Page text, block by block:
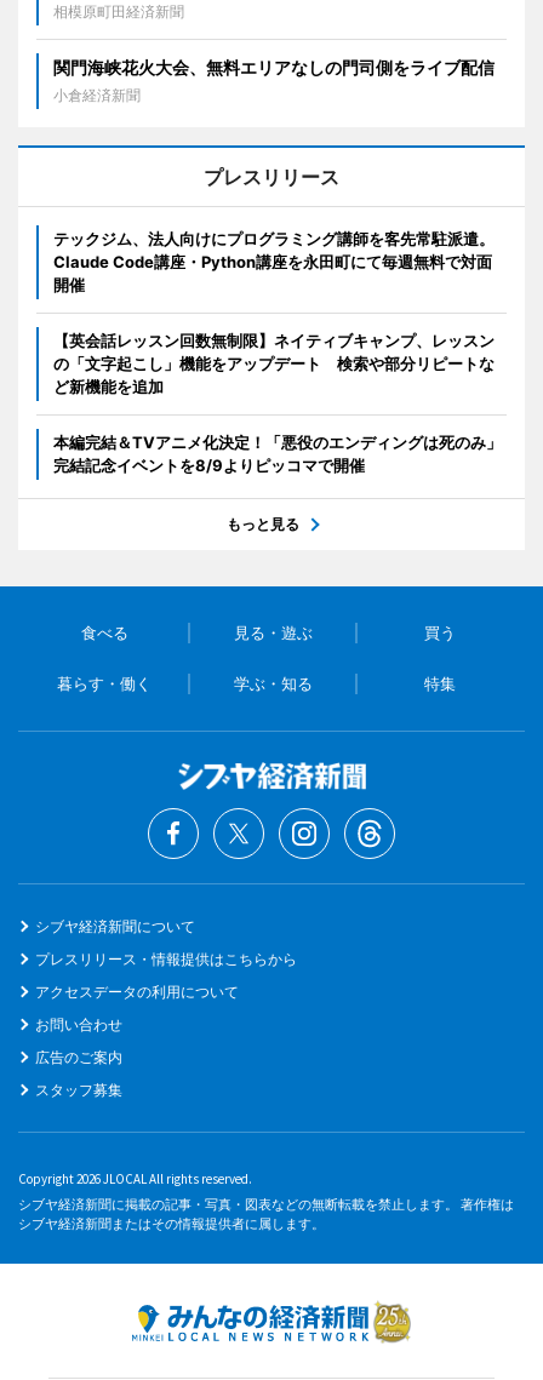
相模原町田経済新聞
関門海峡花火大会、無料エリアなしの門司側をライブ配信
小倉経済新聞
プレスリリース
テックジム、法人向けにプログラミング講師を客先常駐派遣。
Claude Code講座・Python講座を永田町にて毎週無料で対面
開催
【英会話レッスン回数無制限】ネイティブキャンプ、レッスン
の「文字起こし」機能をアップデート 検索や部分リピートな
ど新機能を追加
本編完結＆TVアニメ化決定！「悪役のエンディングは死のみ」
完結記念イベントを8/9よりピッコマで開催
もっと見る
食べる 見る・遊ぶ 買う
暮らす・働く 学ぶ・知る 特集
シブヤ経済新聞について
プレスリリース・情報提供はこちらから
アクセスデータの利用について
お問い合わせ
広告のご案内
スタッフ募集
Copyright 2026 JLOCAL All rights reserved.
シブヤ経済新聞に掲載の記事・写真・図表などの無断転載を禁止します。 著作権は
シブヤ経済新聞またはその情報提供者に属します。